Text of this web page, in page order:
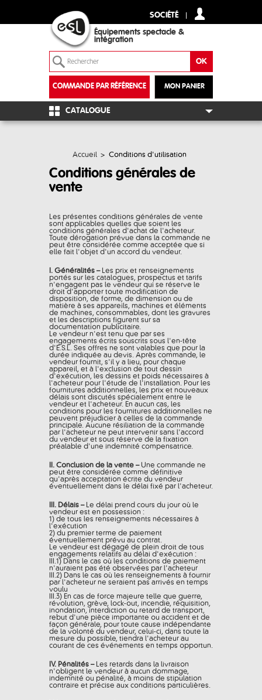
SOCIÉTÉ
Équipements spectacle &
intégration
MON PANIER
COMMANDE PAR RÉFÉRENCE
+
CATALOGUE
Accueil > Conditions d'utilisation
Conditions générales de
vente
Les présentes conditions générales de vente
sont applicables quelles que soient les
conditions générales d'achat de l'acheteur.
Toute dérogation prévue dans la commande ne
peut être considérée comme acceptée que si
elle fait l'objet d'un accord du vendeur.
I. Généralités –Les prix et renseignements
portés sur les catalogues, prospectus et tarifs
n'engagent pas le vendeur qui se réserve le
droit d'apporter toute modification de
disposition, de forme, de dimension ou de
matière à ses appareils, machines et éléments
de machines, consommables, dont les gravures
et les descriptions figurent sur sa
documentation publicitaire.
Le vendeur n'est tenu que par ses
engagements écrits souscrits sous l'en-tête
d'E.S.L. Ses offres ne sont valables que pour la
durée indiquée au devis. Après commande, le
vendeur fournit, s'il y a lieu, pour chaque
appareil, et à l'exclusion de tout dessin
d'exécution, les dessins et poids nécessaires à
l'acheteur pour l'étude de l'installation. Pour les
fournitures additionnelles, les prix et nouveaux
délais sont discutés spécialement entre le
vendeur et l'acheteur. En aucun cas, les
conditions pour les fournitures additionnelles ne
peuvent préjudicier à celles de la commande
principale. Aucune résiliation de la commande
par l'acheteur ne peut intervenir sans l'accord
du vendeur et sous réserve de la fixation
préalable d'une indemnité compensatrice.
II. Conclusion de la vente –Une commande ne
peut être considérée comme définitive
qu'après acceptation écrite du vendeur
éventuellement dans le délai fixé par l'acheteur.
III. Délais –Le délai prend cours du jour où le
vendeur est en possession :
1) de tous les renseignements nécessaires à
l'exécution
2) du premier terme de paiement
éventuellement prévu au contrat.
Le vendeur est dégagé de plein droit de tous
engagements relatifs au délai d'exécution :
III.1) Dans le cas où les conditions de paiement
n'auraient pas été observées par l'acheteur
III.2) Dans le cas où les renseignements à fournir
par l'acheteur ne seraient pas arrivés en temps
voulu
III.3) En cas de force majeure telle que guerre,
révolution, grève, lock-out, incendie, réquisition,
inondation, interdiction ou retard de transport,
rebut d'une pièce importante ou accident et de
façon générale, pour toute cause indépendante
de la volonté du vendeur, celui-ci, dans toute la
mesure du possible, tiendra l'acheteur au
courant de ces événements en temps opportun.
IV. Pénalités –Les retards dans la livraison
n'obligent le vendeur à aucun dommage,
indemnité ou pénalité, à moins de stipulation
contraire et précise aux conditions particulières.